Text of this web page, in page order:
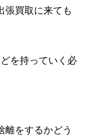
張買取に来ても
を持っていく必
離をするかどう